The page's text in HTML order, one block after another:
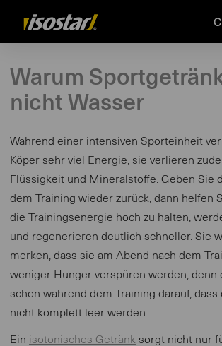
isostar.ch
Warum
nicht Wasser
Während einer intensiven Sporteinheit
Köper sehr viel Energie, sie verlieren
Flüssigkeit und Mineralstoffe. Geben Sie
dem Training wieder zurück, dann helfen
die Trainingsenergie hoch zu halten,
und regenerieren deutlich schneller. Sie
merken, dass sie am Abend nach dem
weniger Hunger verspüren werden, denn
schon während dem Training darauf,
nicht komplett leer werden.
Ein isotonisches Getränk sorgt nicht nur